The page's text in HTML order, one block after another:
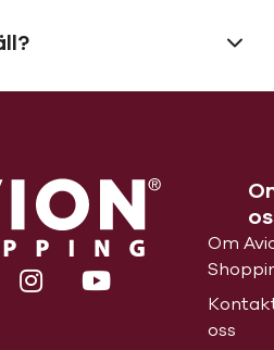
Om
oss